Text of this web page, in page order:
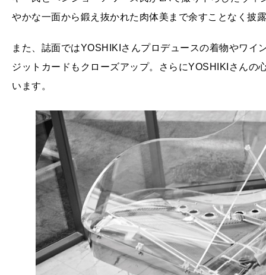
やかな一面から鍛え抜かれた肉体美まで余すことなく披
また、誌面ではYOSHIKIさんプロデュースの着物やワイ
ジットカードもクローズアップ。さらにYOSHIKIさんの
います。